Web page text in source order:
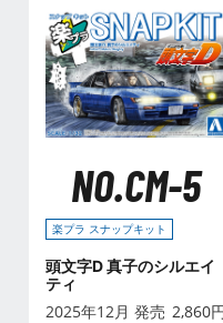
NO.CM-5
楽プラ スナップキット
頭文字D 真子のシルエイ
ティ
2025年12月 発売 2,860